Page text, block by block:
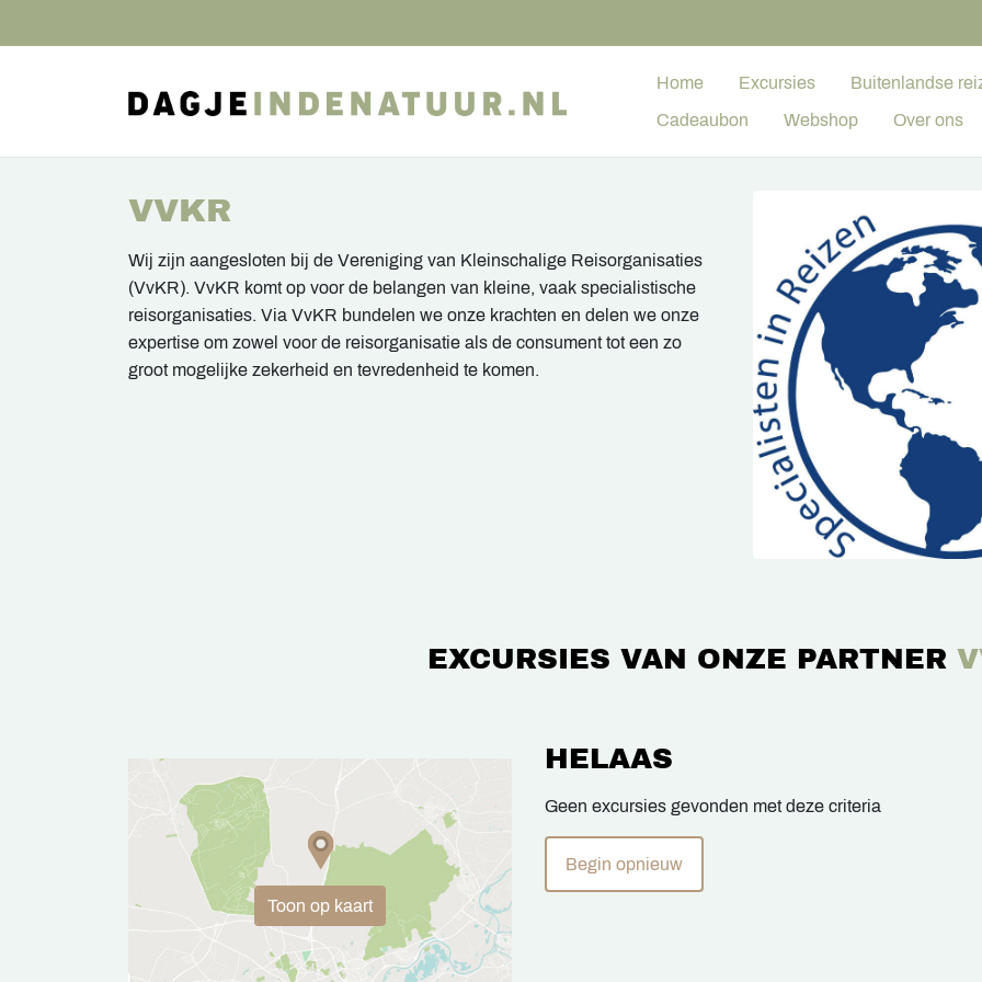
Home Excursies Buitenlandse
Cadeaubon Webshop Over ons
VVKR
Wij zijn aangesloten bij de Vereniging van Kleinschalige Reisorganisaties
(VvKR). VvKR komt op voor de belangen van kleine, vaak specialistische
reisorganisaties. Via VvKR bundelen we onze krachten en delen we onze
expertise om zowel voor de reisorganisatie als de consument tot een zo
groot mogelijke zekerheid en tevredenheid te komen.
EXCURSIES VAN ONZE PARTNER
Toon op kaart
HELAAS
Geen excursies gevonden met deze criteria
Begin opnieuw